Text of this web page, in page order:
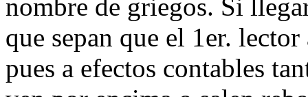
nombre de griegos. Si
que sepan que el 1er.
pues a efectos contables